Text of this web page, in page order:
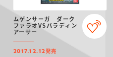
ムゲンサーガ ダーク
ファラオVSパラディン
アーサー
2017.12.12発売